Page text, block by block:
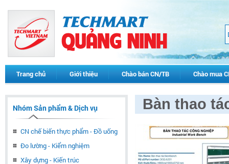
Trang chủ Giới thiệu Chào bán CN/TB Chào mua
Nhóm Sản phẩm & Dịch vụ
CN chế biến thực phẩm - Đồ uống
Đo lường - Kiểm nghiệm
Xây dựng - Kiến trúc
Bàn thao